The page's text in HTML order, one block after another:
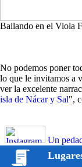
Bailando en el Viola
No podemos poner
lo que le invitamos a
ver la excelente
isla de Nácar y Sal",
Un